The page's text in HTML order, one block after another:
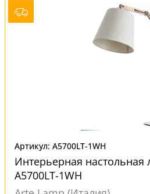
Артикул: A5700LT-1WH
Интерьерная настольная
A5700LT-1WH